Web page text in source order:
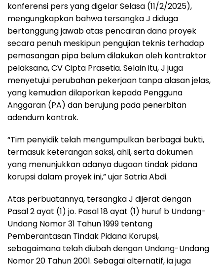
konferensi pers yang digelar Selasa (11/2/2025),
mengungkapkan bahwa tersangka J diduga
bertanggung jawab atas pencairan dana proyek
secara penuh meskipun pengujian teknis terhadap
pemasangan pipa belum dilakukan oleh kontraktor
pelaksana, CV Cipta Prasetia. Selain itu, J juga
menyetujui perubahan pekerjaan tanpa alasan jelas,
yang kemudian dilaporkan kepada Pengguna
Anggaran (PA) dan berujung pada penerbitan
adendum kontrak.
“Tim penyidik telah mengumpulkan berbagai bukti,
termasuk keterangan saksi, ahli, serta dokumen
yang menunjukkan adanya dugaan tindak pidana
korupsi dalam proyek ini,” ujar Satria Abdi.
Atas perbuatannya, tersangka J dijerat dengan
Pasal 2 ayat (1) jo. Pasal 18 ayat (1) huruf b Undang-
Undang Nomor 31 Tahun 1999 tentang
Pemberantasan Tindak Pidana Korupsi,
sebagaimana telah diubah dengan Undang-Undang
Nomor 20 Tahun 2001. Sebagai alternatif, ia juga